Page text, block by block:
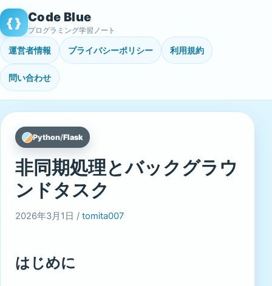
Skip
to
content
{ } Code Blue
プログラミング学習ノート
運営者情報 プライバシーポリシー 利用規約
問い合わせ
Python/Flask
非同期処理とバックグラウ
ンドタスク
2026年3月1日 / tomita007
はじめに